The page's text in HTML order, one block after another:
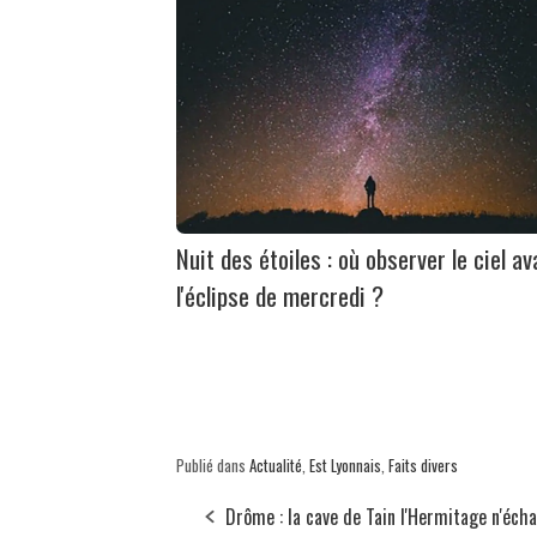
Nuit des étoiles : où observer le ciel
l'éclipse de mercredi ?
Publié dans Actualité, Est Lyonnais, Faits divers
Drôme : la cave de Tain l'Hermitage